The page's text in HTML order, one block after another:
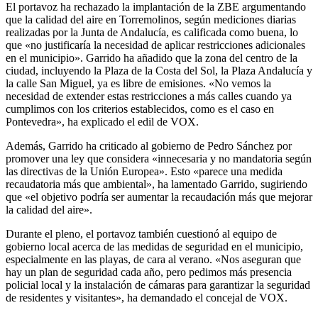
El portavoz ha rechazado la implantación de la ZBE argumentando
que la calidad del aire en Torremolinos, según mediciones diarias
realizadas por la Junta de Andalucía, es calificada como buena, lo
que «no justificaría la necesidad de aplicar restricciones adicionales
en el municipio». Garrido ha añadido que la zona del centro de la
ciudad, incluyendo la Plaza de la Costa del Sol, la Plaza Andalucía y
la calle San Miguel, ya es libre de emisiones. «No vemos la
necesidad de extender estas restricciones a más calles cuando ya
cumplimos con los criterios establecidos, como es el caso en
Pontevedra», ha explicado el edil de VOX.
Además, Garrido ha criticado al gobierno de Pedro Sánchez por
promover una ley que considera «innecesaria y no mandatoria según
las directivas de la Unión Europea». Esto «parece una medida
recaudatoria más que ambiental», ha lamentado Garrido, sugiriendo
que «el objetivo podría ser aumentar la recaudación más que mejorar
la calidad del aire».
Durante el pleno, el portavoz también cuestionó al equipo de
gobierno local acerca de las medidas de seguridad en el municipio,
especialmente en las playas, de cara al verano. «Nos aseguran que
hay un plan de seguridad cada año, pero pedimos más presencia
policial local y la instalación de cámaras para garantizar la seguridad
de residentes y visitantes», ha demandado el concejal de VOX.